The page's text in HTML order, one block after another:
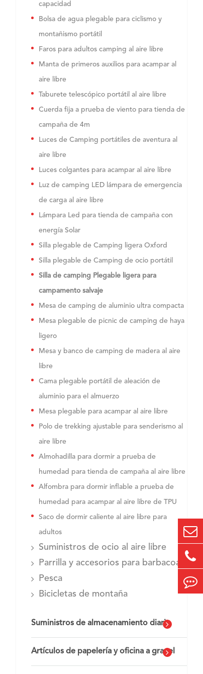
capacidad
Bolsa de agua plegable para ciclismo y
montañismo portátil
Faros para adultos camping al aire libre
Manta de primeros auxilios para acampar al
aire libre
Taburete telescópico portátil al aire libre
Cuerda fija a prueba de viento para tienda de
campaña de 4m
Luces de Camping portátiles de aventura al
aire libre
Luces colgantes para acampar al aire libre
Luz de camping LED lámpara de emergencia
de carga al aire libre
Lámpara Led para tienda de campaña con
energía Solar
Silla plegable de Camping ligera Oxford
Silla plegable de Camping de ocio portátil
Silla de camping Plegable ligera para
campamento salvaje
Mesa de camping de aluminio ultra compacta
Mesa plegable de picnic de camping de haya
ligero
Mesa y banco de camping de madera al aire
libre
Cama plegable portátil de aleación de
aluminio para el almuerzo
Mesa plegable para acampar al aire libre
Polo de trekking ajustable para senderismo al
aire libre
Almohadilla para dormir a prueba de
humedad para tienda de campaña al aire libre
Alfombra para dormir inflable a prueba de
humedad para acampar al aire libre de TPU
Saco de dormir caliente al aire libre para
adultos
Suministros de ocio al aire libre
Parrilla y accesorios para barbacoa
Pesca
Bicicletas de montaña
Suministros de almacenamiento diario
Artículos de papelería y oficina a granel